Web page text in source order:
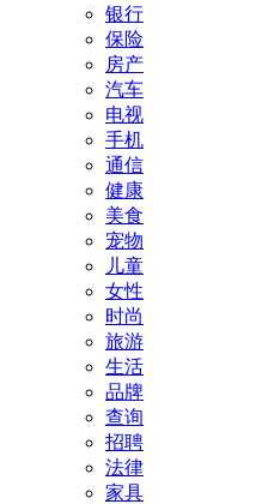
银行
保险
房产
汽车
电视
手机
通信
健康
美食
宠物
儿童
女性
时尚
旅游
生活
品牌
查询
招聘
法律
家具